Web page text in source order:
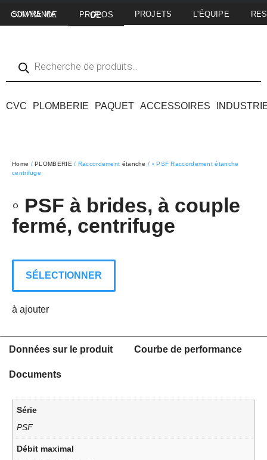
SUIVRE MA COMMANDE A PROPOS DE PROJETS L'ÉQUIPE
CVC PLOMBERIE PAQUET ACCESSOIRES
Home /PLOMBERIE / Raccordement étanche / ◦ PSF Raccordement étanche
centrifuge
◦ PSF à brides, à couple
fermé, centrifuge
SÉLECTIONNER
à ajouter
Données sur le produit Courbe de performance
Documents
Série
PSF
Débit maximal